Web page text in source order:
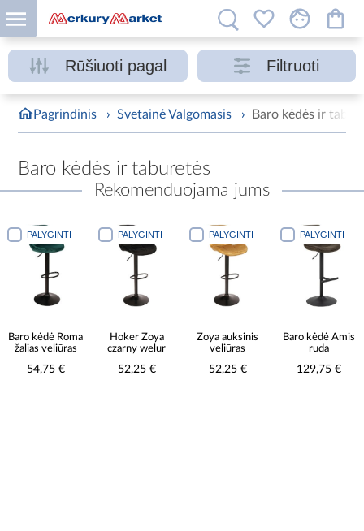
Rūšiuoti pagal Filtruoti
Pagrindinis › Svetainė Valgomasis › Baro kėdės ir
Baro kėdės ir taburetės
Rekomenduojama jums
PALYGINTI
Baro kėdė Roma
žalias veliūras
54,75 €
PALYGINTI
Hoker Zoya
czarny welur
52,25 €
PALYGINTI
Zoya auksinis
veliūras
52,25 €
PALYGINTI
Baro kėdė Amis
ruda
129,75 €